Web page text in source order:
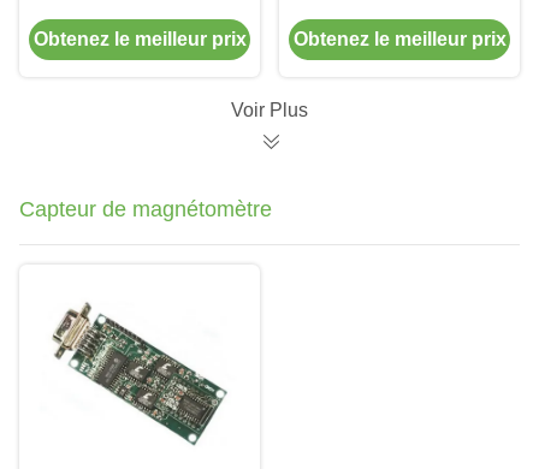
gyroscopique 0,5
seconde Haute
Obtenez le meilleur prix
Gyro basé sur le
chercheur du nord
Obtenez le meilleur prix
Voir Plus
Capteur de magnétomètre